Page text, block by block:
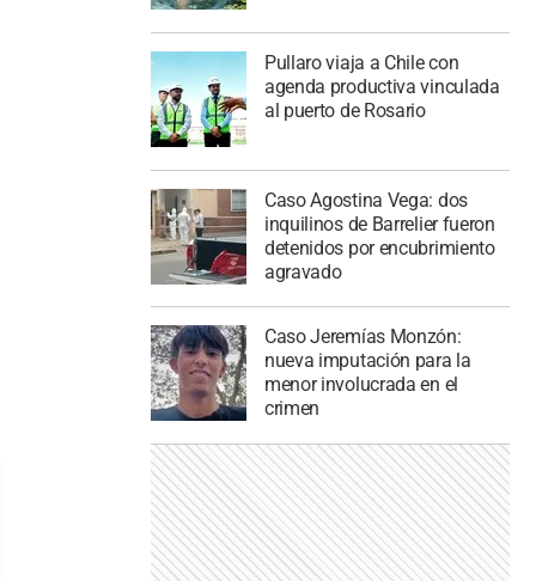
Pullaro viaja a Chile con
agenda productiva vinculada
al puerto de Rosario
Caso Agostina Vega: dos
inquilinos de Barrelier fueron
detenidos por encubrimiento
agravado
Caso Jeremías Monzón:
nueva imputación para la
menor involucrada en el
crimen